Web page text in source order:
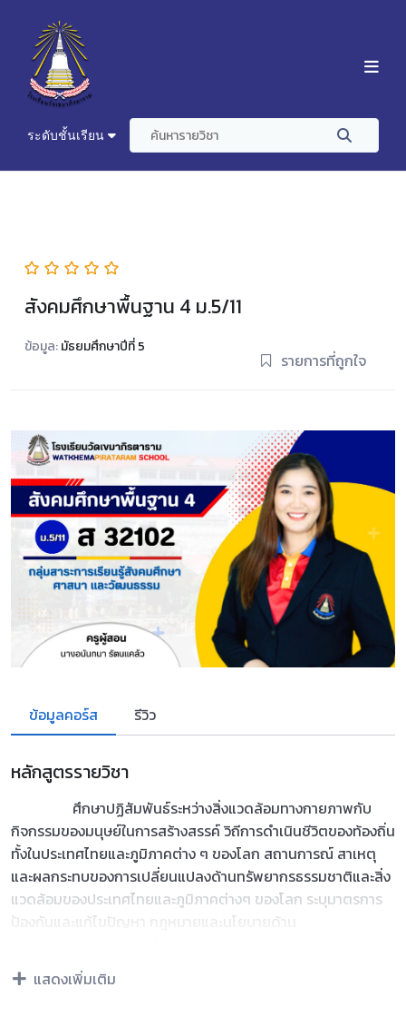
ระดับชั้นเรียน
สังคมศึกษาพื้นฐาน 4 ม.5/11
ข้อมูล:มัธยมศึกษาปีที่ 5
รายการที่ถูกใจ
ข้อมูลคอร์ส รีวิว
หลักสูตรรายวิชา
ศึกษาปฏิสัมพันธ์ระหว่างสิ่งแวดล้อมทางกายภาพกับ
กิจกรรมของมนุษย์ในการสร้างสรรค์ วิถีการดำเนินชีวิตของท้องถิ่น
ทั้งในประเทศไทยและภูมิภาคต่าง ๆ ของโลก สถานการณ์ สาเหตุ
และผลกระทบของการเปลี่ยนแปลงด้านทรัพยากรธรรมชาติและสิ่ง
แวดล้อมของประเทศไทยและภูมิภาคต่างๆ ของโลก ระบุมาตรการ
ป้องกันและแก้ไขปัญหา กฎหมายและนโยบายด้าน
เกี่ยวข้อง การประสานความร่วมมือทั้งในประเทศและระหว่างประเทศ
วิเคราะห์แนวทางและมีส่วนร่วมในการจัดการทรัพยากรธรรมชาติ
แสดงเพิ่มเติม